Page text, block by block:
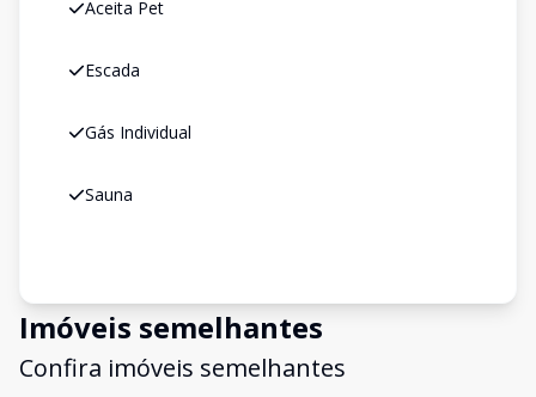
Aceita Pet
Escada
Gás Individual
Sauna
Imóveis semelhantes
Confira imóveis semelhantes